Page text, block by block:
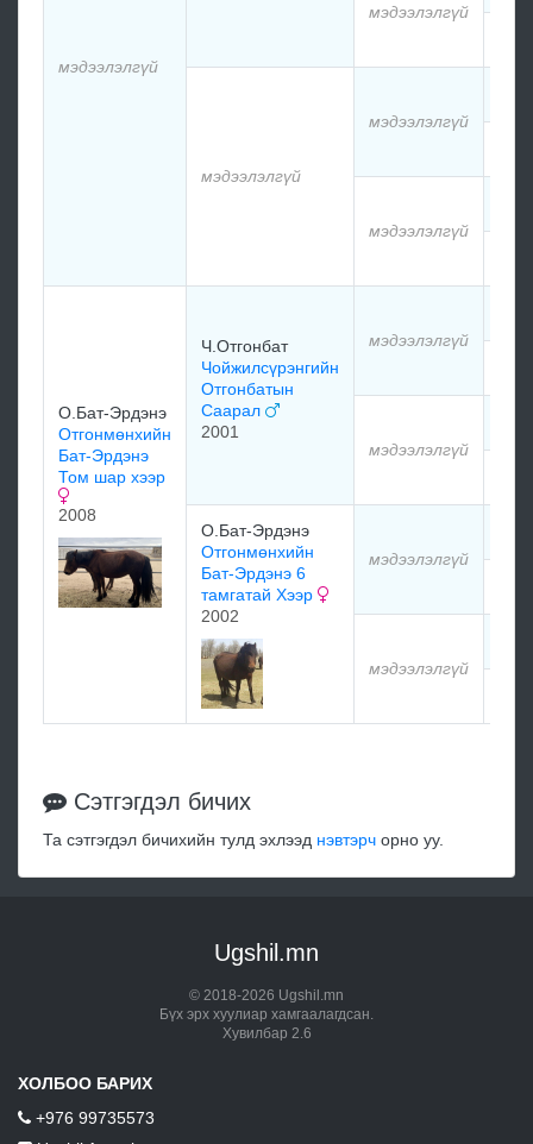
мэдээлэлгүй
мэдээлэлгүй
мэдээлэлгүй
мэдээлэлгүй
мэдээлэлгүй
О.Бат-Эрдэнэ
Отгонмөнхийн
Бат-Эрдэнэ
Том шар хээр
2008
Ч.Отгонбат
Чойжилсүрэнгийн
Отгонбатын
Саарал
2001
мэдээлэлгүй
мэдээлэлгүй
О.Бат-Эрдэнэ
Отгонмөнхийн
Бат-Эрдэнэ 6
тамгатай Хээр
2002
мэдээлэлгүй
мэдээлэлгүй
Сэтгэгдэл бичих
Та сэтгэгдэл бичихийн тулд эхлээд нэвтэрч орно уу.
Ugshil.mn
© 2018-2026 Ugshil.mn
Бүх эрх хуулиар хамгаалагдсан.
Хувилбар 2.6
ХОЛБОО БАРИХ
+976 99735573